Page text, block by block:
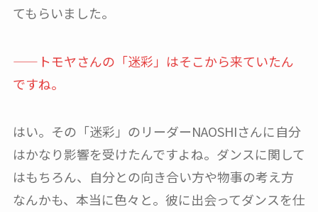
てもらいました。
——トモヤさんの「迷彩」はそこから来ていたん
ですね。
はい。その「迷彩」のリーダーNAOSHIさんに自分
はかなり影響を受けたんですよね。ダンスに関して
はもちろん、自分との向き合い方や物事の考え方
なんかも、本当に色々と。彼に出会ってダンスを仕